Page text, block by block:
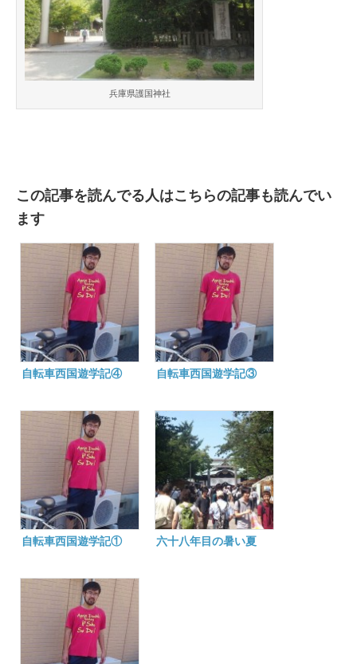
兵庫県護国神社
この記事を読んでる人はこちらの記事も読んでい
ます
自転車西国遊学記④ 自転車西国遊学記③
自転車西国遊学記① 六十八年目の暑い夏